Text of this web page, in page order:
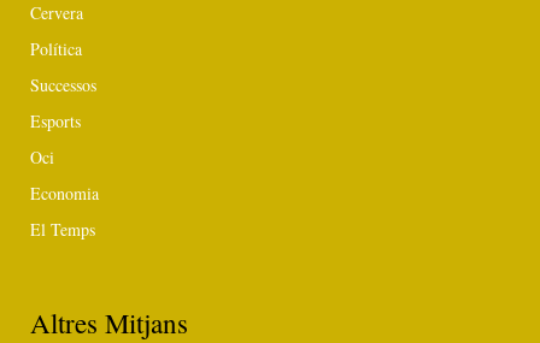
Cervera
Política
Successos
Esports
Oci
Economia
El Temps
Altres Mitjans